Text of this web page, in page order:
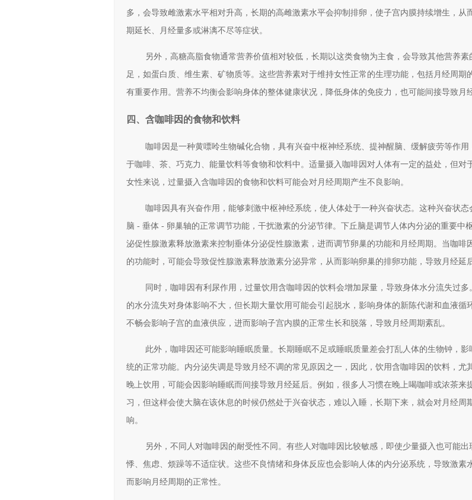
多，会导致雌激素水平相对升高，长期的高雌激素水平会抑制排卵，使子宫内膜持续增生，从
期延长、月经量多或淋漓不尽等症状。
另外，高糖高脂食物通常营养价值相对较低，长期以这类食物为主食，会导致其他营养素
足，如蛋白质、维生素、矿物质等。这些营养素对于维持女性正常的生理功能，包括月经周期
有重要作用。营养不均衡会影响身体的整体健康状况，降低身体的免疫力，也可能间接导致月
四、含咖啡因的食物和饮料
咖啡因是一种黄嘌呤生物碱化合物，具有兴奋中枢神经系统、提神醒脑、缓解疲劳等作用
于咖啡、茶、巧克力、能量饮料等食物和饮料中。适量摄入咖啡因对人体有一定的益处，但对
女性来说，过量摄入含咖啡因的食物和饮料可能会对月经周期产生不良影响。
咖啡因具有兴奋作用，能够刺激中枢神经系统，使人体处于一种兴奋状态。这种兴奋状态
脑 - 垂体 - 卵巢轴的正常调节功能，干扰激素的分泌节律。下丘脑是调节人体内分泌的重要中
泌促性腺激素释放激素来控制垂体分泌促性腺激素，进而调节卵巢的功能和月经周期。当咖啡
的功能时，可能会导致促性腺激素释放激素分泌异常，从而影响卵巢的排卵功能，导致月经延
同时，咖啡因有利尿作用，过量饮用含咖啡因的饮料会增加尿量，导致身体水分流失过多
的水分流失对身体影响不大，但长期大量饮用可能会引起脱水，影响身体的新陈代谢和血液循
不畅会影响子宫的血液供应，进而影响子宫内膜的正常生长和脱落，导致月经周期紊乱。
此外，咖啡因还可能影响睡眠质量。长期睡眠不足或睡眠质量差会打乱人体的生物钟，影
统的正常功能。内分泌失调是导致月经不调的常见原因之一，因此，饮用含咖啡因的饮料，尤
晚上饮用，可能会因影响睡眠而间接导致月经延后。例如，很多人习惯在晚上喝咖啡或浓茶来
习，但这样会使大脑在该休息的时候仍然处于兴奋状态，难以入睡，长期下来，就会对月经周
响。
另外，不同人对咖啡因的耐受性不同。有些人对咖啡因比较敏感，即使少量摄入也可能出
悸、焦虑、烦躁等不适症状。这些不良情绪和身体反应也会影响人体的内分泌系统，导致激素
而影响月经周期的正常性。